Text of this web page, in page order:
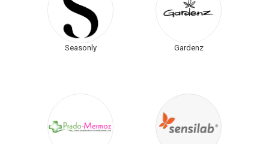
Seasonly Gardenz